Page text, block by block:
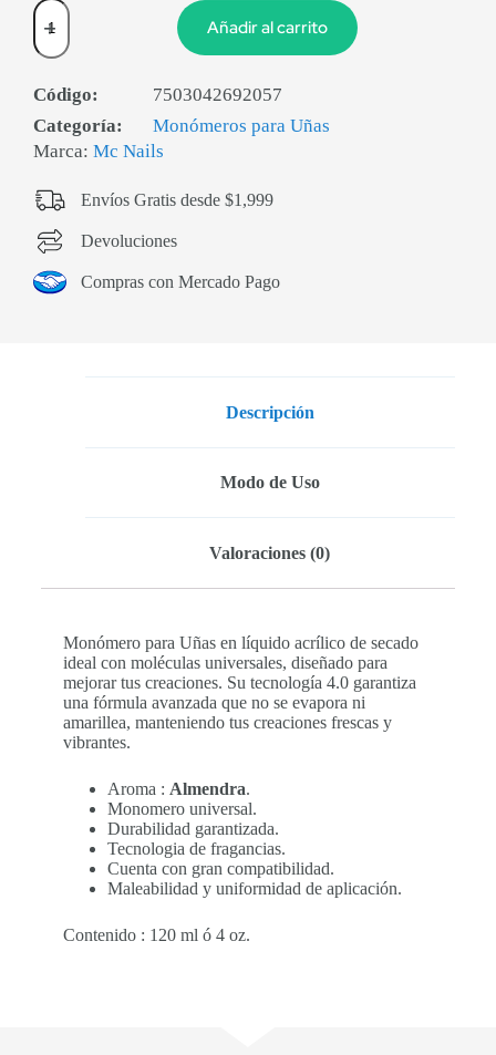
Añadir al carrito
Código:
7503042692057
Categoría:
Monómeros para Uñas
Marca: Mc Nails
Envíos Gratis desde $1,999
Devoluciones
Compras con Mercado Pago
Descripción
Modo de Uso
Valoraciones (0)
Monómero para Uñas en líquido acrílico de secado
ideal con moléculas universales, diseñado para
mejorar tus creaciones. Su tecnología 4.0 garantiza
una fórmula avanzada que no se evapora ni
amarillea, manteniendo tus creaciones frescas y
vibrantes.
Aroma : Almendra.
Monomero universal.
Durabilidad garantizada.
Tecnologia de fragancias.
Cuenta con gran compatibilidad.
Maleabilidad y uniformidad de aplicación.
Contenido : 120 ml ó 4 oz.